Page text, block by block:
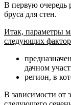
В первую очередь
бруса для стен.
Итак, параметры
следующих
дачном
регион, в
В зависимости от